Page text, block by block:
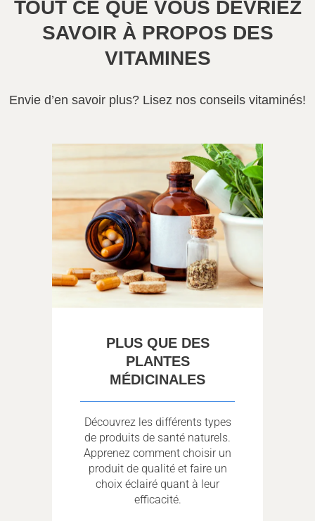
TOUT CE QUE VOUS DEVRIEZ
SAVOIR À PROPOS DES
VITAMINES
Envie d’en savoir plus? Lisez nos conseils vitaminés!
PLUS QUE DES
PLANTES
MÉDICINALES
Découvrez les différents types
de produits de santé naturels.
Apprenez comment choisir un
produit de qualité et faire un
choix éclairé quant à leur
efficacité.